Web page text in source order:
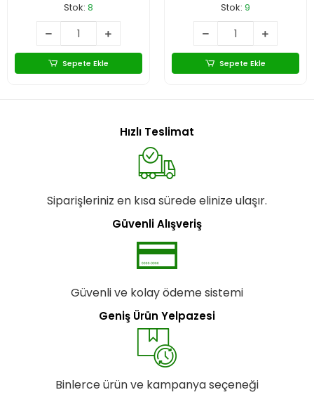
Stok: 8
Sepete Ekle
Stok: 9
Sepete Ekle
Hızlı Teslimat
Siparişleriniz en kısa sürede elinize ulaşır.
Güvenli Alışveriş
Güvenli ve kolay ödeme sistemi
Geniş Ürün Yelpazesi
Binlerce ürün ve kampanya seçeneği